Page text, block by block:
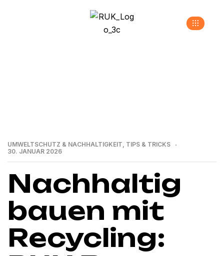
UMWELTSCHUTZ & NACHHALTIGKEIT, TIPS & TRICKS
30. JANUAR 2026
Nachhaltig
bauen mit
Recycling: